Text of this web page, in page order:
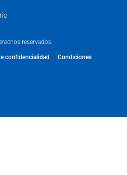
reservados.
confidencialidad
Condiciones